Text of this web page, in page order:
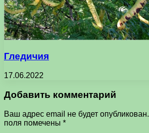
Гледичия
17.06.2022
Добавить комментарий
Ваш адрес email не будет опубликован.
поля помечены *